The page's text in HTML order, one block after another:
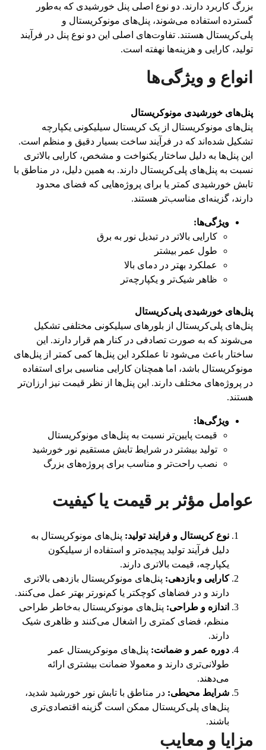
بزرگ کاربرد دارند. دو نوع اصلی پنل خورشیدی که به‌طور
گسترده استفاده می‌شوند، پنل‌های مونوکریستال و
پلی‌کریستال هستند. تفاوت‌های اصلی این دو نوع پنل در فرآیند
تولید، کارایی و هزینه‌ها نهفته است.
انواع و ویژگی‌ها
پنل‌های خورشیدی مونوکریستال
پنل‌های مونوکریستال از یک کریستال سیلیکونی یکپارچه
تشکیل شده‌اند که در فرآیند ساخت بسیار دقیق و منظم است.
این پنل‌ها به دلیل ساختار یکنواخت و مشخص، کارایی بالاتری
نسبت به پنل‌های پلی‌کریستال دارند. به همین دلیل، در مناطق با
تابش خورشیدی کمتر یا برای پروژه‌هایی که فضای محدود
دارند، گزینه‌ای مناسب‌تر هستند.
ویژگی‌ها:
کارایی بالاتر در تبدیل نور به برق
طول عمر بیشتر
عملکرد بهتر در دمای بالا
ظاهر شیک‌تر و یکپارچه‌تر
پنل‌های خورشیدی پلی‌کریستال
پنل‌های پلی‌کریستال از بلورهای سیلیکونی مختلفی تشکیل
می‌شوند که به صورت تصادفی در کنار هم قرار دارند. این
ساختار باعث می‌شود تا عملکرد این پنل‌ها کمی کمتر از پنل‌های
مونوکریستال باشد، اما همچنان کارایی مناسبی برای استفاده
در پروژه‌های مختلف دارند. این پنل‌ها از نظر قیمت نیز ارزان‌تر
هستند.
ویژگی‌ها:
قیمت پایین‌تر نسبت به پنل‌های مونوکریستال
تولید بیشتر در شرایط تابش مستقیم نور خورشید
نصب راحت‌تر و مناسب برای پروژه‌های بزرگ
عوامل مؤثر بر قیمت یا کیفیت
نوع کریستال و فرایند تولید: پنل‌های مونوکریستال به
دلیل فرآیند تولید پیچیده‌تر و استفاده از سیلیکون
یکپارچه، قیمت بالاتری دارند.
کارایی و بازدهی: پنل‌های مونوکریستال بازدهی بالاتری
دارند و در فضاهای کوچکتر یا کم‌نورتر بهتر عمل می‌کنند.
اندازه و طراحی: پنل‌های مونوکریستال به‌خاطر طراحی
منظم، فضای کمتری را اشغال می‌کنند و ظاهری شیک
دارند.
دوره عمر و ضمانت: پنل‌های مونوکریستال عمر
طولانی‌تری دارند و معمولا ضمانت بیشتری ارائه
می‌دهند.
شرایط محیطی: در مناطق با تابش نور خورشید شدید،
پنل‌های پلی‌کریستال ممکن است گزینه اقتصادی‌تری
باشند.
مزایا و معایب